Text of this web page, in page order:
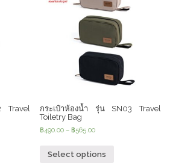
Travel
กระเป๋าห้องน้ำ รุ่น SN03 Travel
Toiletry Bag
฿490.00 –฿565.00
Select options